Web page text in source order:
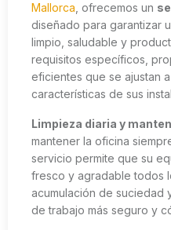
Mallorca , ofrecemos un
diseñado para garantizar
limpio, saludable y
requisitos específicos,
eficientes que se ajustan
características de sus
Limpieza diaria y
mantener la oficina
servicio permite que su
fresco y agradable todos
acumulación de suciedad
de trabajo más seguro y